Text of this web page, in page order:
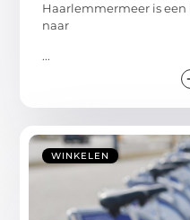
Haarlemmermeer is
naar
...
WINKELEN